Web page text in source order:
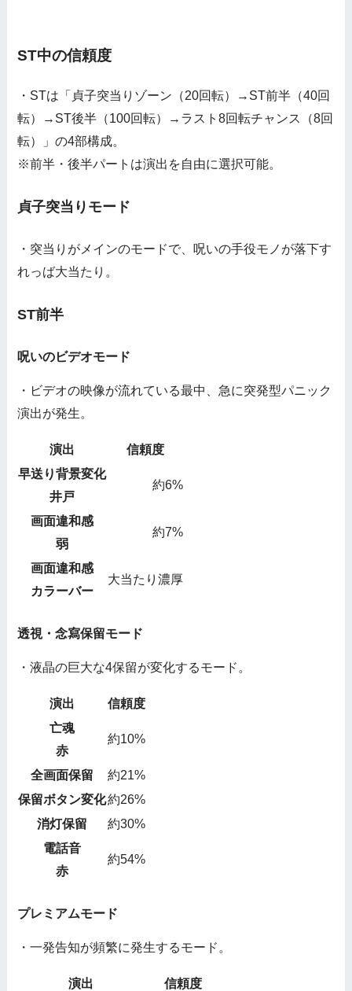
ST中の信頼度
・STは「貞子突当りゾーン（20回転）→ST前半（40回
転）→ST後半（100回転）→ラスト8回転チャンス（8回
転）」の4部構成。
※前半・後半パートは演出を自由に選択可能。
貞子突当りモード
・突当りがメインのモードで、呪いの手役モノが落下す
れっば大当たり。
ST前半
呪いのビデオモード
・ビデオの映像が流れている最中、急に突発型パニック
演出が発生。
演出
信頼度
早送り背景変化
井戸
約6%
画面違和感
弱
約7%
画面違和感
カラーバー
大当たり濃厚
透視・念寫保留モード
・液晶の巨大な4保留が変化するモード。
演出
信頼度
亡魂
赤
約10%
全画面保留
約21%
保留ボタン変化約26%
消灯保留
約30%
電話音
赤
約54%
プレミアムモード
・一発告知が頻繁に発生するモード。
演出
信頼度